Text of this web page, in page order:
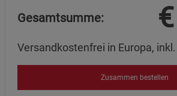
Gesamtsumme: €
Versandkostenfrei in Europa,
Zusammen bestellen